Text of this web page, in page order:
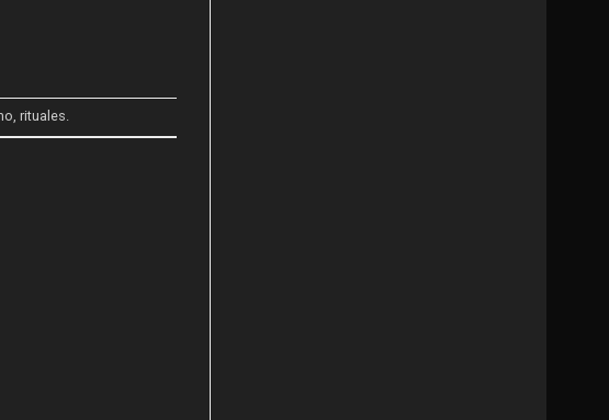
, rituales.